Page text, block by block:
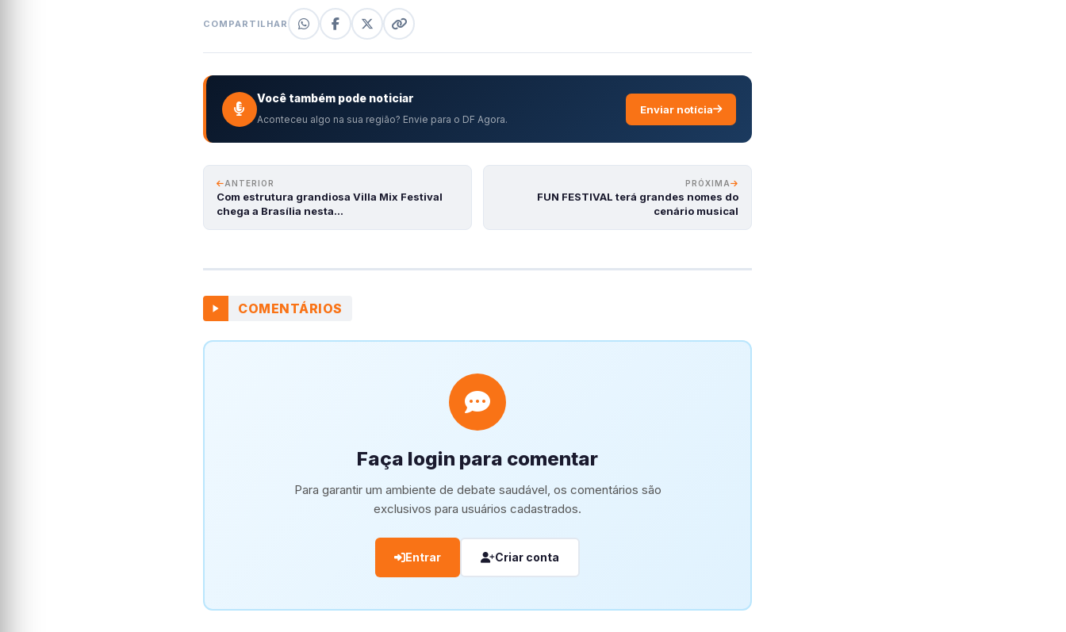
COMPARTILHAR
Você também pode noticiar
Aconteceu algo na sua região? Envie para o DF Agora.
Enviar notícia
ANTERIOR
Com estrutura grandiosa Villa Mix Festival
chega a Brasília nesta…
PRÓXIMA
FUN FESTIVAL terá grandes nomes do
cenário musical
COMENTÁRIOS
Faça login para comentar
Para garantir um ambiente de debate saudável, os comentários são
exclusivos para usuários cadastrados.
Entrar Criar conta